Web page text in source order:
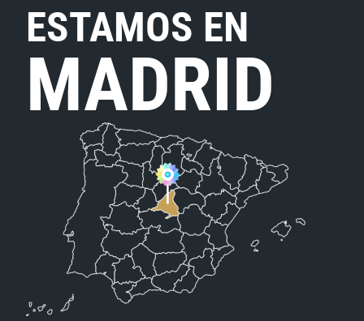
ESTAMOS EN
MADRID